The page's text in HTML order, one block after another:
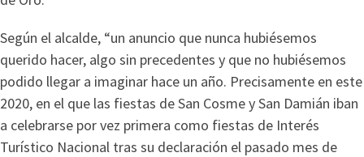
Según el alcalde, “un anuncio que nunca hubiésemos
querido hacer, algo sin precedentes y que no hubiésemos
podido llegar a imaginar hace un año. Precisamente en este
2020, en el que las fiestas de San Cosme y San Damián iban
a celebrarse por vez primera como fiestas de Interés
Turístico Nacional tras su declaración el pasado mes de